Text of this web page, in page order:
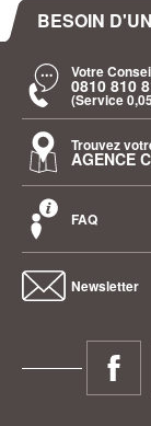
BESOIN
Votre
0810 810
(Service
Trouvez
AGENCE
FAQ
Newsletter
Club